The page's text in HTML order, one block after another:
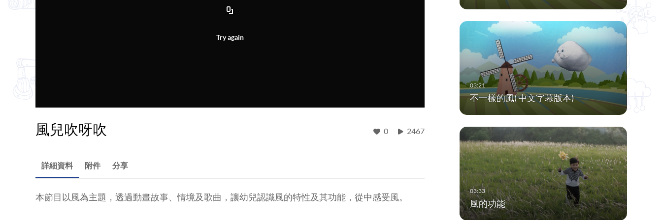
Try again
風兒吹呀吹 0 2467
不一樣的風( 中文字幕版本)
風的功能
詳細資料 附件 分享
本節目以風為主題，透過動畫故事、情境及歌曲，讓幼兒認識風的特性及其功能，從中感受風。